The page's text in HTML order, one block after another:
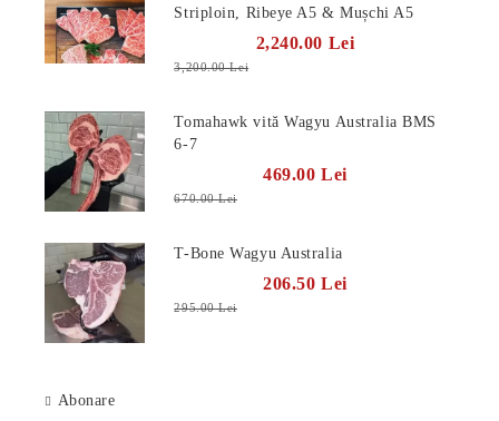
Striploin, Ribeye A5 & Mușchi A5
2,240.00 Lei
3,200.00 Lei
Tomahawk vită Wagyu Australia BMS
6-7
469.00 Lei
670.00 Lei
T-Bone Wagyu Australia
206.50 Lei
295.00 Lei
Abonare